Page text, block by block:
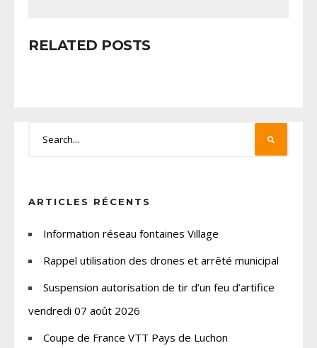
RELATED POSTS
ARTICLES RÉCENTS
Information réseau fontaines Village
Rappel utilisation des drones et arrêté municipal
Suspension autorisation de tir d’un feu d’artifice
vendredi 07 août 2026
Coupe de France VTT Pays de Luchon